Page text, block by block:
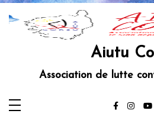
Aller
contenu
Aiutu
Association de lutte